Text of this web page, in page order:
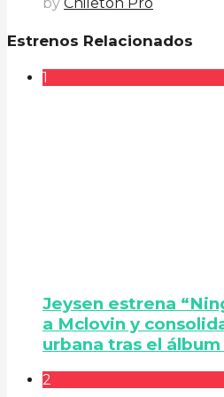
Estrenos Relacionados
1
Jeysen estrena
a Mclovin y
urbana tras el
2